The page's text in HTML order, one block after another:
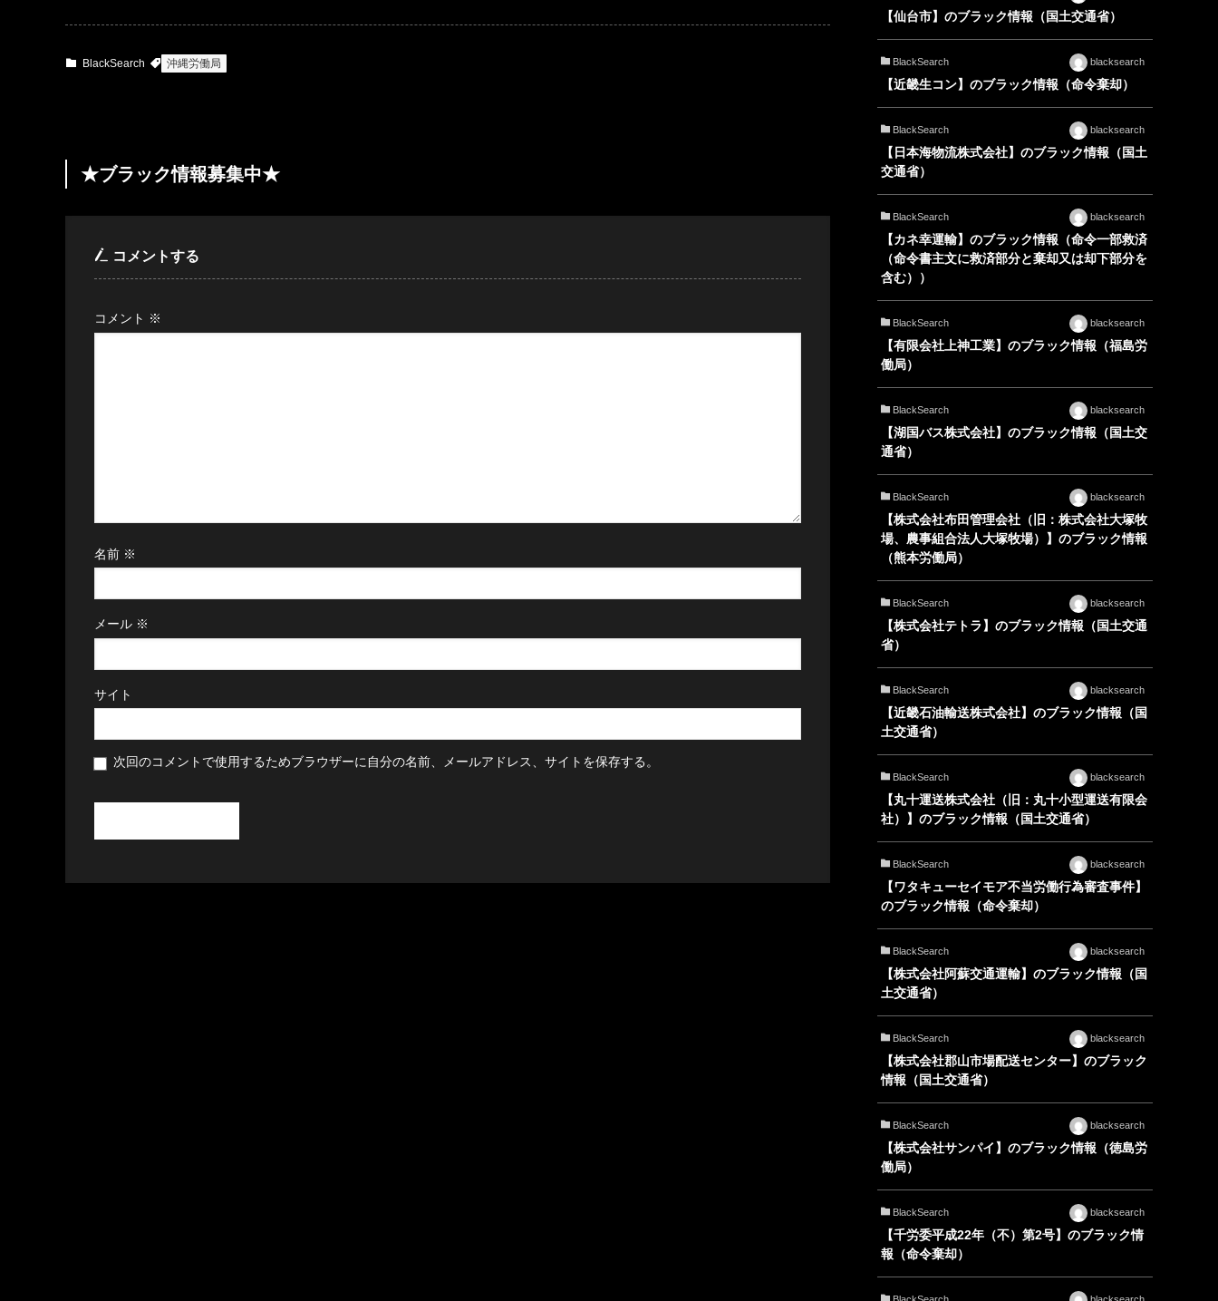
BlackSearch 沖縄労働局
★ブラック情報募集中★
コメントする
コメント ※
名前 ※
メール ※
サイト
次回のコメントで使用するためブラウザーに自分の名前、メールアドレス、サイトを保存する。
【仙台市】のブラック情報（国土交通省）
BlackSearch blacksearch
【近畿生コン】のブラック情報（命令棄却）
BlackSearch blacksearch
【日本海物流株式会社】のブラック情報（国土
交通省）
BlackSearch blacksearch
【カネ幸運輸】のブラック情報（命令一部救済
（命令書主文に救済部分と棄却又は却下部分を
含む））
BlackSearch blacksearch
【有限会社上神工業】のブラック情報（福島労
働局）
BlackSearch blacksearch
【湖国バス株式会社】のブラック情報（国土交
通省）
BlackSearch blacksearch
【株式会社布田管理会社（旧：株式会社大塚牧
場、農事組合法人大塚牧場）】のブラック情報
（熊本労働局）
BlackSearch blacksearch
【株式会社テトラ】のブラック情報（国土交通
省）
BlackSearch blacksearch
【近畿石油輸送株式会社】のブラック情報（国
土交通省）
BlackSearch blacksearch
【丸十運送株式会社（旧：丸十小型運送有限会
社）】のブラック情報（国土交通省）
BlackSearch blacksearch
【ワタキューセイモア不当労働行為審査事件】
のブラック情報（命令棄却）
BlackSearch blacksearch
【株式会社阿蘇交通運輸】のブラック情報（国
土交通省）
BlackSearch blacksearch
【株式会社郡山市場配送センター】のブラック
情報（国土交通省）
BlackSearch blacksearch
【株式会社サンパイ】のブラック情報（徳島労
働局）
BlackSearch blacksearch
【千労委平成22年（不）第2号】のブラック情
報（命令棄却）